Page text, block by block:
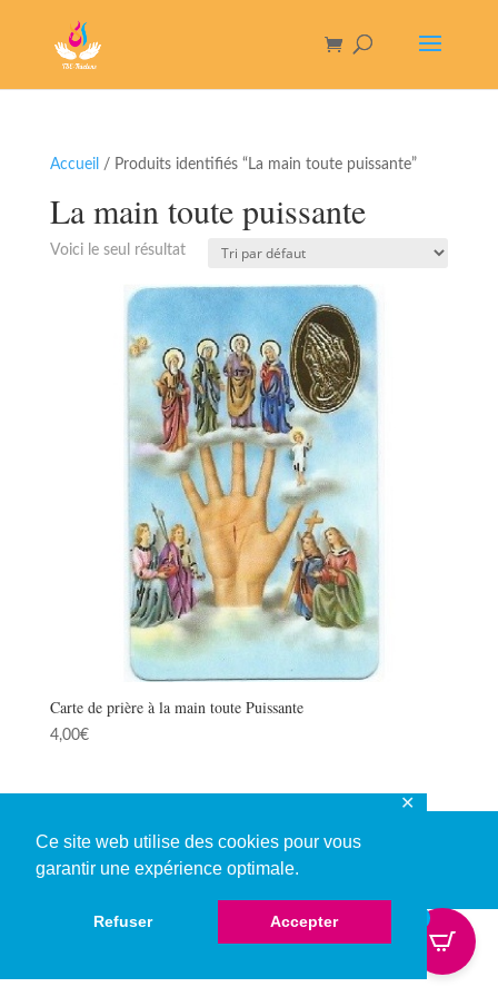
Ce site web utilise des cookies pour vous
garantir une expérience optimale.
Refuser Accepter
✕
Accueil / Produits identifiés “La main toute puissante”
La main toute puissante
Voici le seul résultat
Carte de prière à la main toute Puissante
4,00€
© Copyright 2026